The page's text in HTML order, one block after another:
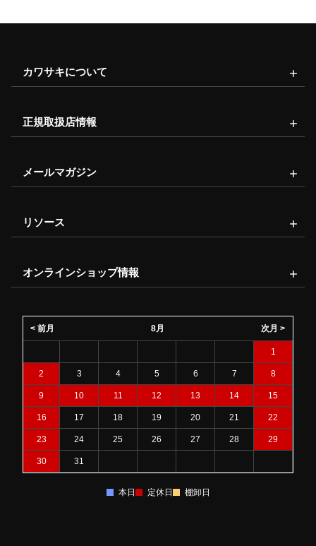
カワサキについて
正規取扱店情報
メールマガジン
リソース
オンラインショップ情報
8月
< 前月 次月 >
1
2 3 4 5 6 7 8
9 10 11 12 13 14 15
16 17 18 19 20 21 22
23 24 25 26 27 28 29
30 31
本日 定休日 棚卸日